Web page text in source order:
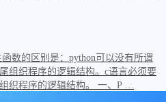
数的区别是：python可以没有所谓
组织程序的逻辑结构。c语言必须要
织程序的逻辑结构。 一、P …